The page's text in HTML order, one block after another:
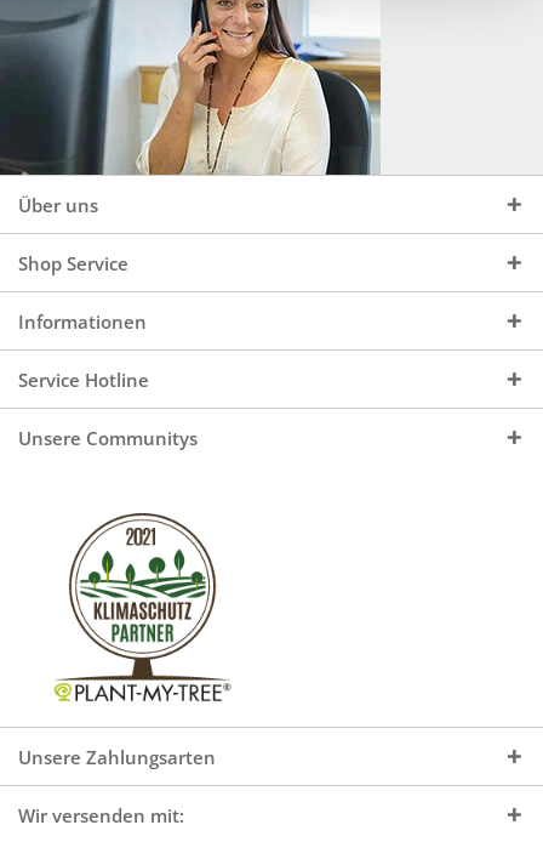
Über uns
Shop Service
Informationen
Service Hotline
Unsere Communitys
Unsere Zahlungsarten
Wir versenden mit: